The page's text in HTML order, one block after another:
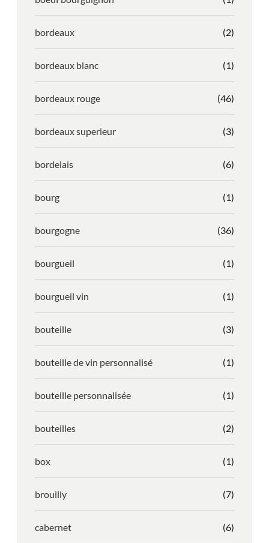
bordeaux (2)
bordeaux blanc (1)
bordeaux rouge (46)
bordeaux superieur (3)
bordelais (6)
bourg (1)
bourgogne (36)
bourgueil (1)
bourgueil vin (1)
bouteille (3)
bouteille de vin personnalisé (1)
bouteille personnalisée (1)
bouteilles (2)
box (1)
brouilly (7)
cabernet (6)